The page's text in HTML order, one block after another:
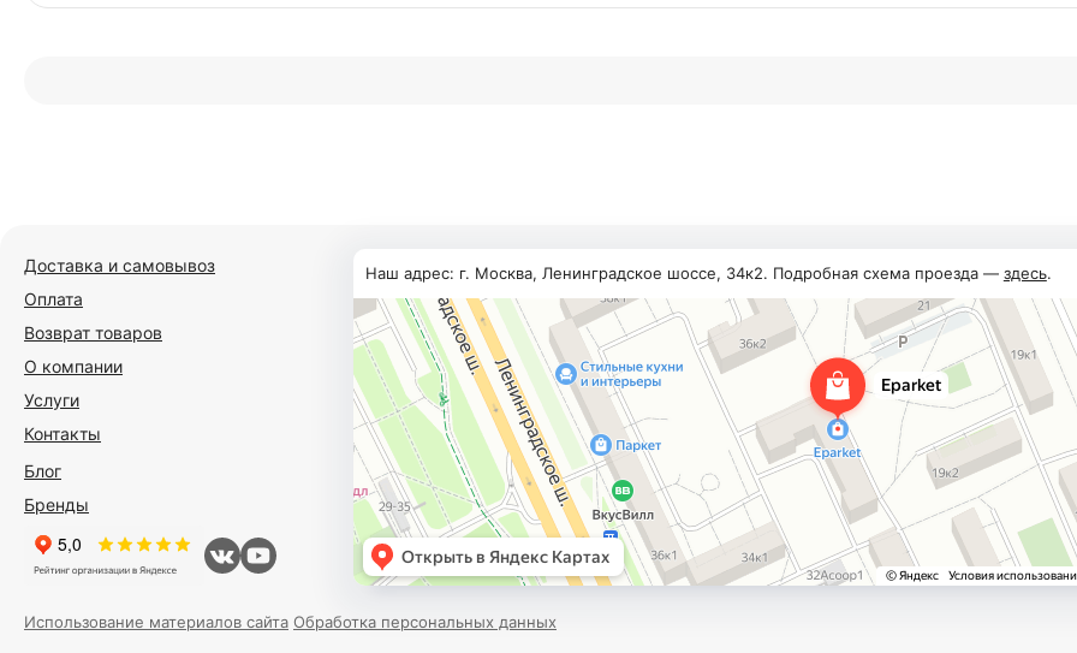
Доставка и самовывоз
Оплата
Возврат товаров
О компании
Услуги
Контакты
Блог
Бренды
Наш адрес: г. Москва, Ленинградское шоссе, 34к2. Подробная схема проезда — здесь.
Использование материалов сайта Обработка персональных данных